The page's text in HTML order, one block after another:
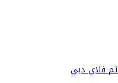
فلاي دبي